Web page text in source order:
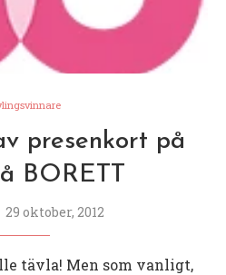
presenkort på
BORETT
29 oktober, 2012
tävla! Men som vanligt,